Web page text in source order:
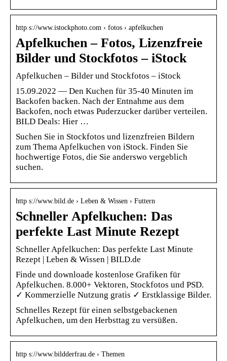
http s://www.istockphoto.com › fotos › apfelkuchen
Apfelkuchen – Fotos, Lizenzfreie
Bilder und Stockfotos – iStock
Apfelkuchen – Bilder und Stockfotos – iStock
15.09.2022 — Den Kuchen für 35-40 Minuten im
Backofen backen. Nach der Entnahme aus dem
Backofen, noch etwas Puderzucker darüber verteilen.
BILD Deals: Hier …
Suchen Sie in Stockfotos und lizenzfreien Bildern
zum Thema Apfelkuchen von iStock. Finden Sie
hochwertige Fotos, die Sie anderswo vergeblich
suchen.
http s://www.bild.de › Leben & Wissen › Futtern
Schneller Apfelkuchen: Das
perfekte Last Minute Rezept
Schneller Apfelkuchen: Das perfekte Last Minute
Rezept | Leben & Wissen | BILD.de
Finde und downloade kostenlose Grafiken für
Apfelkuchen. 8.000+ Vektoren, Stockfotos und PSD.
✓ Kommerzielle Nutzung gratis ✓ Erstklassige Bilder.
Schnelles Rezept für einen selbstgebackenen
Apfelkuchen, um den Herbsttag zu versüßen.
http s://www.bildderfrau.de › Themen